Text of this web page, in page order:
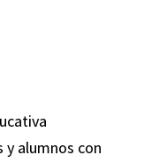
y alumnos con